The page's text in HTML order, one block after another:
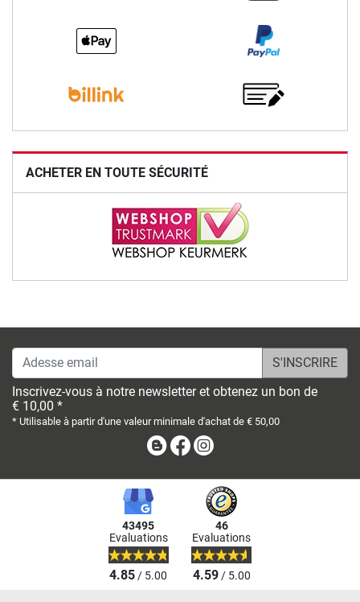
ACHETER EN TOUTE SÉCURITÉ
Adesse email
Inscrivez-vous à notre newsletter et obtenez un bon de
€ 10,00 *
* Utilisable à partir d'une valeur minimale d'achat de € 50,00
BlogFacebook
43495
Evaluations
4.85/ 5.00
46
Evaluations
4.59/ 5.00